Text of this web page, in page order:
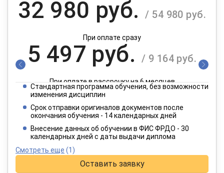
32 980 руб. / 54 980 руб.
При оплате сразу
5 497 руб. / 9 164 руб.
При оплате в рассрочку на 6 месяцев
2 749 руб.
При оплате в рассрочку на 12 месяцев
Стандартная программа обучения, без возможности
изменения дисциплин
Срок отправки оригиналов документов после
окончания обучения - 14 календарных дней
Внесение данных об обучении в ФИС ФРДО - 30
календарных дней с даты выдачи диплома
Смотреть еще (1)
Оставить заявку